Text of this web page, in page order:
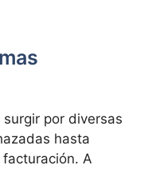
surgir por diversas
hasta
A